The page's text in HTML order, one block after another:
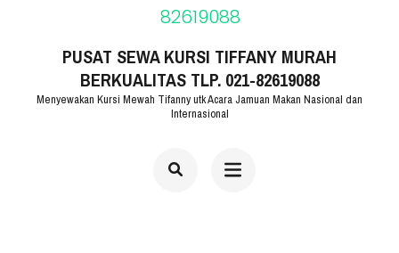
PUSAT SEWA KURSI TIFFANY MURAH
BERKUALITAS TLP. 021-82619088
Menyewakan Kursi Mewah Tifanny utk Acara Jamuan Makan Nasional dan
Internasional